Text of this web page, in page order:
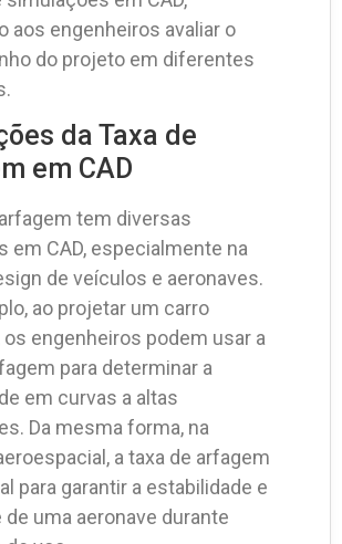
aos engenheiros avaliar o
do projeto em diferentes
da Taxa de
em CAD
tem diversas
em CAD, especialmente na
de veículos e aeronaves.
ao projetar um carro
engenheiros podem usar a
para determinar a
em curvas a altas
Da mesma forma, na
a taxa de arfagem
para garantir a estabilidade e
uma aeronave durante